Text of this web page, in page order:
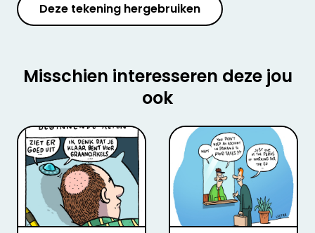
Deze tekening hergebruiken
Misschien interesseren deze jou
ook